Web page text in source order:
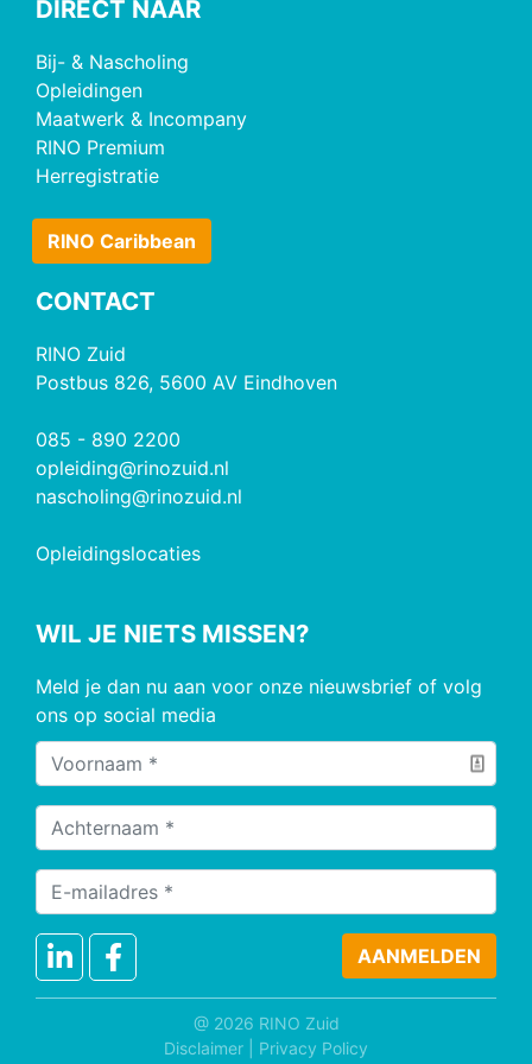
DIRECT NAAR
Bij- & Nascholing
Opleidingen
Maatwerk & Incompany
RINO Premium
Herregistratie
RINO Caribbean
CONTACT
RINO Zuid
Postbus 826, 5600 AV Eindhoven
085 - 890 2200
opleiding@rinozuid.nl
nascholing@rinozuid.nl
Opleidingslocaties
WIL JE NIETS MISSEN?
Meld je dan nu aan voor onze nieuwsbrief of volg
ons op social media
@ 2026 RINO Zuid
Disclaimer
Privacy Policy